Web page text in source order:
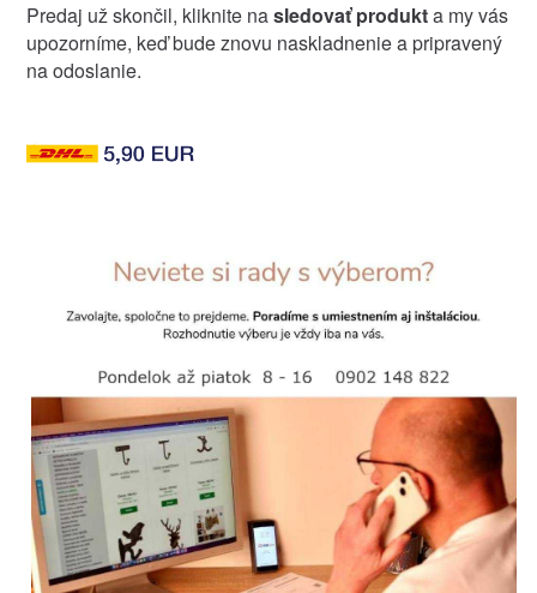
Predaj už skončil, kliknite nasledovať produkta my vás
upozorníme, keď bude znovu naskladnenie a pripravený
na odoslanie.